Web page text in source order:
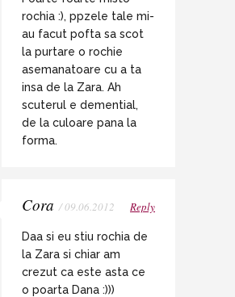
rochia :), ppzele tale mi-
au facut pofta sa scot
la purtare o rochie
asemanatoare cu a ta
insa de la Zara. Ah
scuterul e demential,
de la culoare pana la
forma.
Cora / 09.06.2012 Reply
Daa si eu stiu rochia de
la Zara si chiar am
crezut ca este asta ce
o poarta Dana :)))